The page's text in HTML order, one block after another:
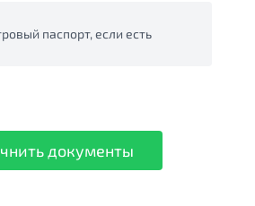
паспорт, если есть
документы